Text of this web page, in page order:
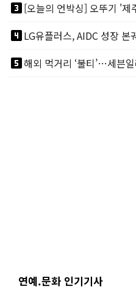
looks_3
looks_4
looks_5
연예.문화 인기기사